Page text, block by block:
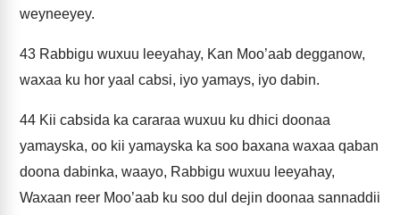
weyneeyey.
43 Rabbigu wuxuu leeyahay, Kan Moo’aab degganow,
waxaa ku hor yaal cabsi, iyo yamays, iyo dabin.
44 Kii cabsida ka cararaa wuxuu ku dhici doonaa
yamayska, oo kii yamayska ka soo baxana waxaa qaban
doona dabinka, waayo, Rabbigu wuxuu leeyahay,
Waxaan reer Moo’aab ku soo dul dejin doonaa sannaddii